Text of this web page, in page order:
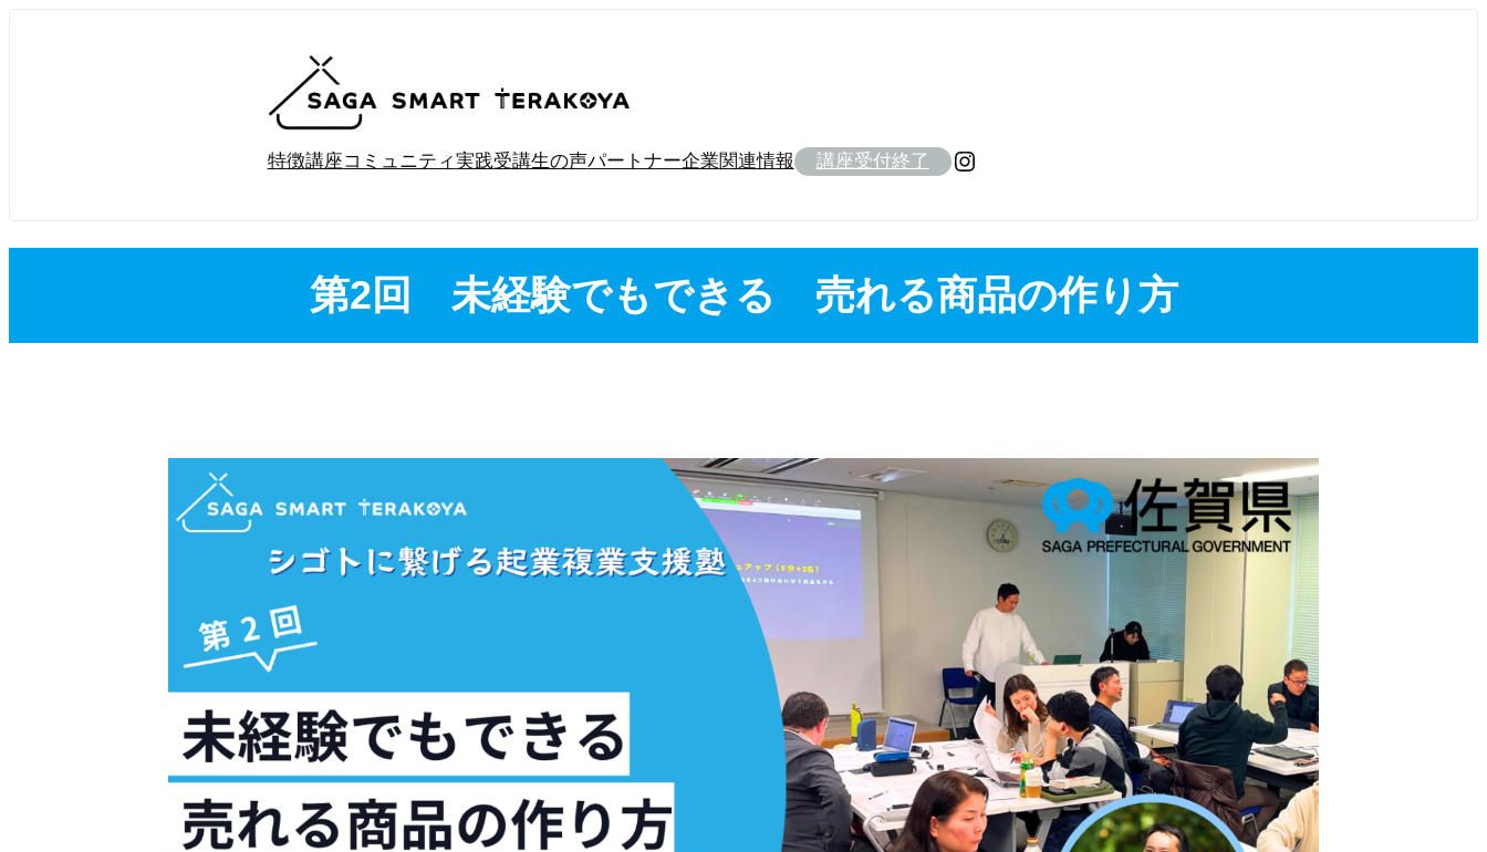
特徴講座コミュニティ実践受講生の声パートナー企業関連情報 講座受付終了 Instagram
第2回 未経験でもできる 売れる商品の作り方